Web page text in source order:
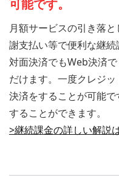
可能です。
月額サービスの引き落
謝支払い等で便利な継続
対面決済でもWeb決済
だけます。一度クレジ
決済をすることが可能
することができます。
>継続課金の詳しい解説